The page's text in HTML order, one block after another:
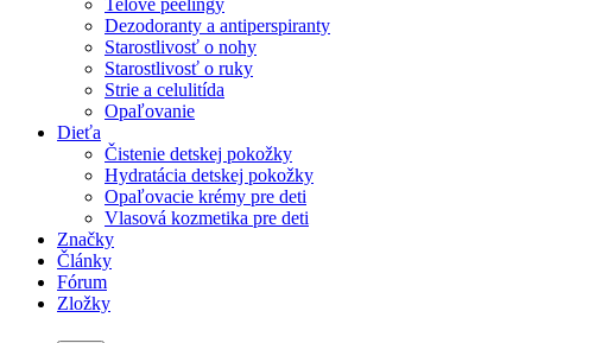
Telové peelingy
Dezodoranty a antiperspiranty
Starostlivosť o nohy
Starostlivosť o ruky
Strie a celulitída
Opaľovanie
Dieťa
Čistenie detskej pokožky
Hydratácia detskej pokožky
Opaľovacie krémy pre deti
Vlasová kozmetika pre deti
Značky
Články
Fórum
Zložky